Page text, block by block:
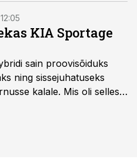
KIA Sportage
sain proovisõiduks
ning sissejuhatuseks
kalale. Mis oli selles